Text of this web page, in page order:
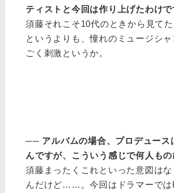
ティストと今回は作り上げたわけ
須藤それこそ10代のときから見て
というよりも、憧れのミュージシ
ごく刺激というか。
── アルバムの場合、プロデュー
んですが、こういう感じで何人も
須藤 まったくこれといった意図は
んだけど……。今回はドラマーでは